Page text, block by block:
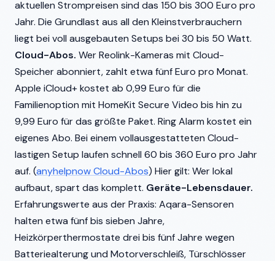
aktuellen Strompreisen sind das 150 bis 300 Euro pro
Jahr. Die Grundlast aus all den Kleinstverbrauchern
liegt bei voll ausgebauten Setups bei 30 bis 50 Watt.
Cloud-Abos. Wer Reolink-Kameras mit Cloud-
Speicher abonniert, zahlt etwa fünf Euro pro Monat.
Apple iCloud+ kostet ab 0,99 Euro für die
Familienoption mit HomeKit Secure Video bis hin zu
9,99 Euro für das größte Paket. Ring Alarm kostet ein
eigenes Abo. Bei einem vollausgestatteten Cloud-
lastigen Setup laufen schnell 60 bis 360 Euro pro Jahr
auf. (anyhelpnow Cloud-Abos) Hier gilt: Wer lokal
aufbaut, spart das komplett. Geräte-Lebensdauer.
Erfahrungswerte aus der Praxis: Aqara-Sensoren
halten etwa fünf bis sieben Jahre,
Heizkörperthermostate drei bis fünf Jahre wegen
Batteriealterung und Motorverschleiß, Türschlösser